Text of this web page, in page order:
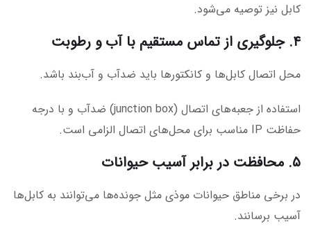
کابل نیز توصیه می‌شود.
۴. جلوگیری از تماس مستقیم با آب و رطوبت
محل اتصال کابل‌ها و کانکتورها باید ضدآب و آب‌بند باشد.
استفاده از جعبه‌های اتصال (junction box) ضدآب و با درجه
حفاظت IP مناسب برای محل‌های اتصال الزامی است.
۵. محافظت در برابر آسیب حیوانات
در برخی مناطق حیوانات موذی مثل جونده‌ها می‌توانند به کابل‌ها
آسیب برسانند.